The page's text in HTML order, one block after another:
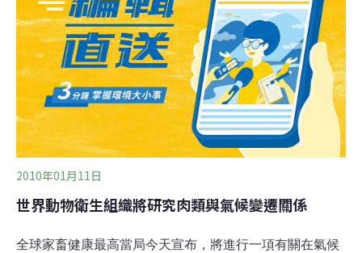
織」，商討向北韓提供疫苗等的具體援助方案。
2010年01月11日
世界動物衛生組織將研究肉類與氣候變遷關係
全球家畜健康最高當局今天宣布，將進行一項有關在氣候